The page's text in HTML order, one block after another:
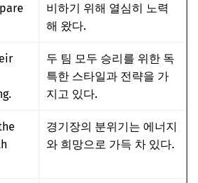
비하기 위해 열심히 노력
해 왔다.
두 팀 모두 승리를 위한 독
특한 스타일과 전략을 가
지고 있다.
경기장의 분위기는 에너지
와 희망으로 가득 차 있다.